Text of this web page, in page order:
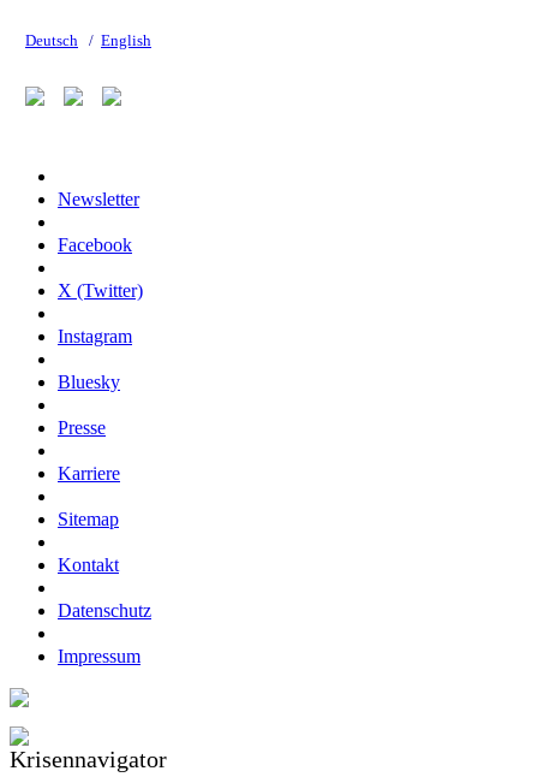
Deutsch / English
Newsletter
Facebook
X (Twitter)
Instagram
Bluesky
Presse
Karriere
Sitemap
Kontakt
Datenschutz
Impressum